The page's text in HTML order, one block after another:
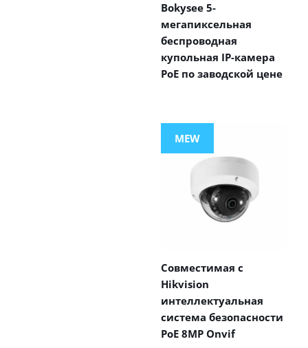
Bokysee 5-
мегапиксельная
беспроводная
купольная IP-камера
PoE по заводской цене
MEW
Совместимая с
Hikvision
интеллектуальная
система безопасности
PoE 8MP Onvif